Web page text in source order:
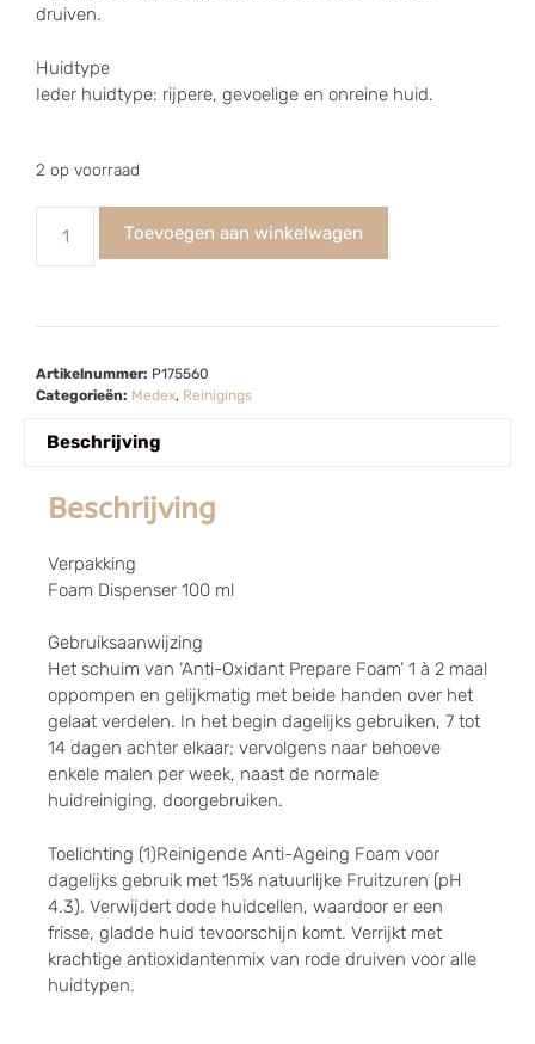
druiven.
Huidtype
Ieder huidtype: rijpere, gevoelige en onreine huid.
2 op voorraad
Toevoegen aan winkelwagen
Artikelnummer: P175560
Categorieën: Medex, Reinigings
Beschrijving
Beschrijving
Verpakking
Foam Dispenser 100 ml
Gebruiksaanwijzing
Het schuim van ‘Anti-Oxidant Prepare Foam’ 1 à 2 maal
oppompen en gelijkmatig met beide handen over het
gelaat verdelen. In het begin dagelijks gebruiken, 7 tot
14 dagen achter elkaar; vervolgens naar behoeve
enkele malen per week, naast de normale
huidreiniging, doorgebruiken.
Toelichting (1)Reinigende Anti-Ageing Foam voor
dagelijks gebruik met 15% natuurlijke Fruitzuren (pH
4.3). Verwijdert dode huidcellen, waardoor er een
frisse, gladde huid tevoorschijn komt. Verrijkt met
krachtige antioxidantenmix van rode druiven voor alle
huidtypen.